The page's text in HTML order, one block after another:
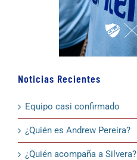
Noticias Recientes
Equipo casi confirmado
¿Quién es Andrew Pereira?
¿Quién acompaña a Silvera?